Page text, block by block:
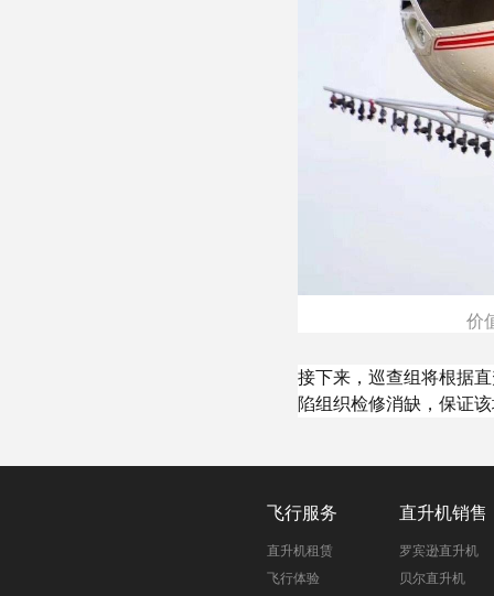
价
接下来，巡查组将根据
陷组织检修消缺，保证
飞行服务
直升机租赁
飞行体验
直升机销售
罗宾逊直升机
贝尔直升机